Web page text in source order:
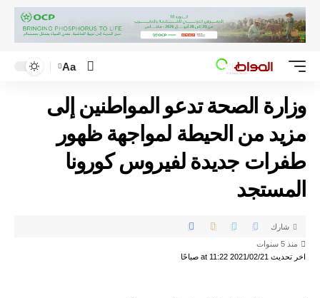
Aa
وزارة الصحة تدعو المواطنين إلى
مزيد من الحيطة لمواجهة ظهور
طفرات جديدة لفيروس كورونا
المستجد
اخر تحديث 2021/02/21 at 11:22 صباحًا
منذ 5 سنوات
شارك